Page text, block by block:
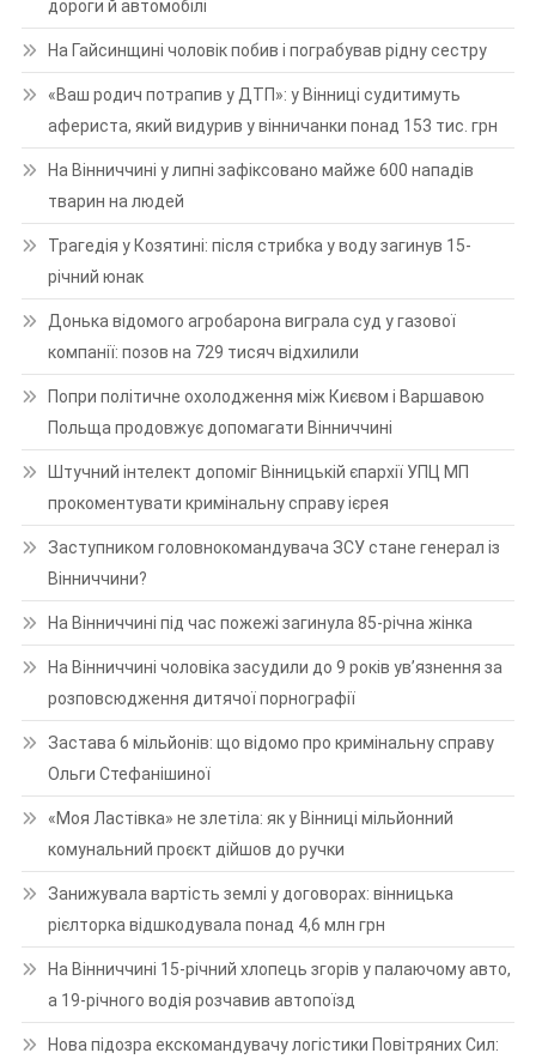
дороги й автомобілі
На Гайсинщині чоловік побив і пограбував рідну сестру
«Ваш родич потрапив у ДТП»: у Вінниці судитимуть
афериста, який видурив у вінничанки понад 153 тис. грн
На Вінниччині у липні зафіксовано майже 600 нападів
тварин на людей
Трагедія у Козятині: після стрибка у воду загинув 15-
річний юнак
Донька відомого агробарона виграла суд у газової
компанії: позов на 729 тисяч відхилили
Попри політичне охолодження між Києвом і Варшавою
Польща продовжує допомагати Вінниччині
Штучний інтелект допоміг Вінницькій єпархії УПЦ МП
прокоментувати кримінальну справу ієрея
Заступником головнокомандувача ЗСУ стане генерал із
Вінниччини?
На Вінниччині під час пожежі загинула 85-річна жінка
На Вінниччині чоловіка засудили до 9 років ув’язнення за
розповсюдження дитячої порнографії
Застава 6 мільйонів: що відомо про кримінальну справу
Ольги Стефанішиної
«Моя Ластівка» не злетіла: як у Вінниці мільйонний
комунальний проєкт дійшов до ручки
Занижувала вартість землі у договорах: вінницька
рієлторка відшкодувала понад 4,6 млн грн
На Вінниччині 15-річний хлопець згорів у палаючому авто,
а 19-річного водія розчавив автопоїзд
Нова підозра екскомандувачу логістики Повітряних Сил: